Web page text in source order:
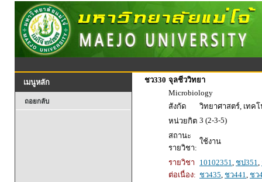
เมนูหลัก
ถอยกลับ
ชว330 จุลชีววิทยา
Microbiology
สังกัด
วิทยาศาสตร์, เทค
หน่วยกิต 3 (2-3-5)
สถานะ
รายวิชา:
ใช้งาน
รายวิชา
ต่อเนื่อง:
10102351, ชป351,
ชว435, ชว441, ชว